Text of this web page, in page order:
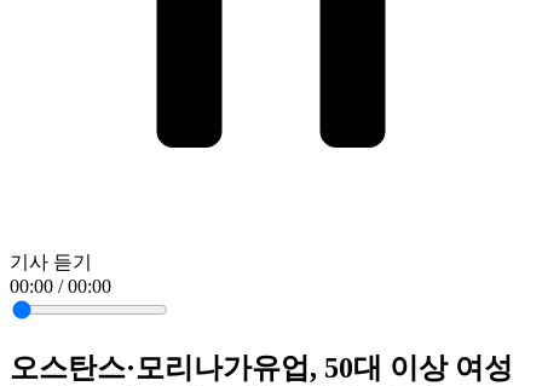
기사 듣기
00:00 / 00:00
오스탄스·모리나가유업, 50대 이상 여성